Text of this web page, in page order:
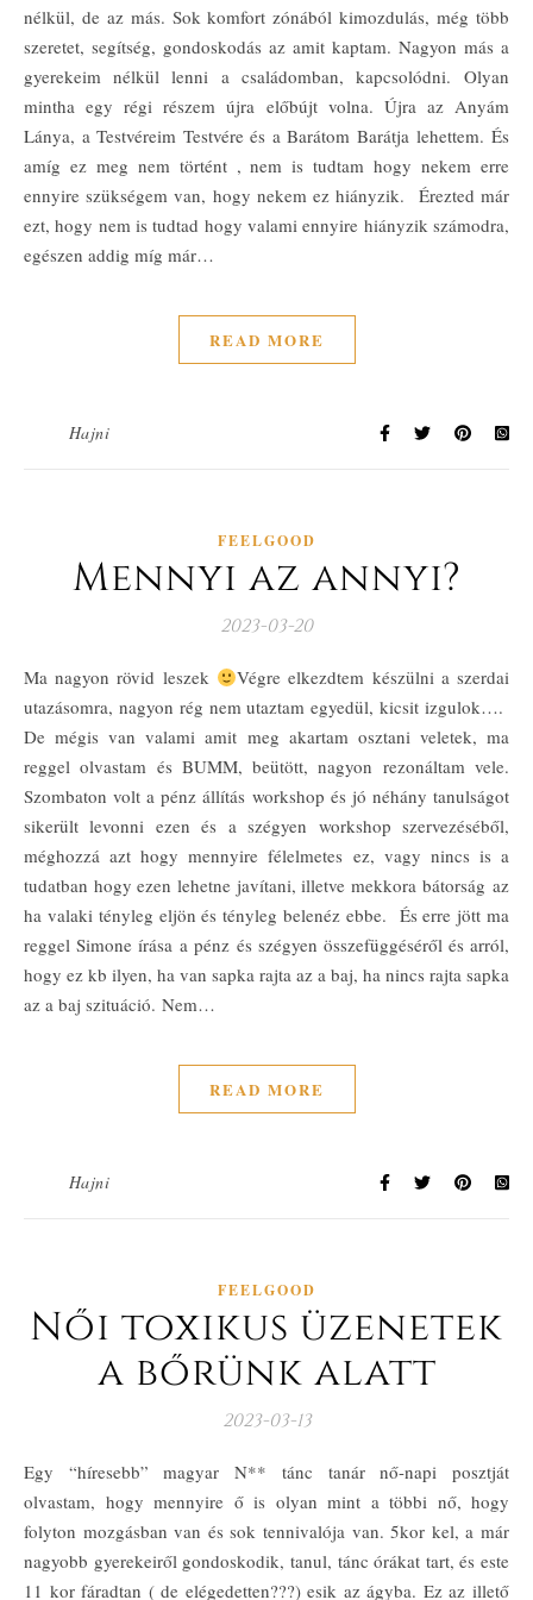
nélkül, de az más. Sok komfort zónából kimozdulás, még több
szeretet, segítség, gondoskodás az amit kaptam. Nagyon más a
gyerekeim nélkül lenni a családomban, kapcsolódni. Olyan
mintha egy régi részem újra előbújt volna. Újra az Anyám
Lánya, a Testvéreim Testvére és a Barátom Barátja lehettem. És
amíg ez meg nem történt , nem is tudtam hogy nekem erre
ennyire szükségem van, hogy nekem ez hiányzik. Érezted már
ezt, hogy nem is tudtad hogy valami ennyire hiányzik számodra,
egészen addig míg már…
READ MORE
Hajni
FEELGOOD
Mennyi az annyi?
2023-03-20
Ma nagyon rövid leszek
Végre elkezdtem készülni a szerdai
utazásomra, nagyon rég nem utaztam egyedül, kicsit izgulok….
De mégis van valami amit meg akartam osztani veletek, ma
reggel olvastam és BUMM, beütött, nagyon rezonáltam vele.
Szombaton volt a pénz állítás workshop és jó néhány tanulságot
sikerült levonni ezen és a szégyen workshop szervezéséből,
méghozzá azt hogy mennyire félelmetes ez, vagy nincs is a
tudatban hogy ezen lehetne javítani, illetve mekkora bátorság az
ha valaki tényleg eljön és tényleg belenéz ebbe. És erre jött ma
reggel Simone írása a pénz és szégyen összefüggéséről és arról,
hogy ez kb ilyen, ha van sapka rajta az a baj, ha nincs rajta sapka
az a baj szituáció. Nem…
READ MORE
Hajni
FEELGOOD
Női toxikus üzenetek
a bőrünk alatt
2023-03-13
Egy “híresebb” magyar N** tánc tanár nő-napi posztját
olvastam, hogy mennyire ő is olyan mint a többi nő, hogy
folyton mozgásban van és sok tennivalója van. 5kor kel, a már
nagyobb gyerekeiről gondoskodik, tanul, tánc órákat tart, és este
11 kor fáradtan ( de elégedetten???) esik az ágyba. Ez az illető